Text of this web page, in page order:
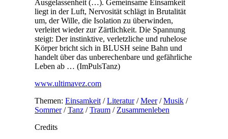
Ausgelassenheit (…). Gemeinsame Einsamkeit
liegt in der Luft, Nervosität schlägt in Brutalität
um, der Wille, die Isolation zu überwinden,
verleitet wieder zur Zärtlichkeit. Die Spannung
steigt: Der instinktive, verletzliche und ruhelose
Körper bricht sich in BLUSH seine Bahn und
handelt über das unberechenbare und gefährliche
Leben ab … (ImPulsTanz)
www.ultimavez.com
Themen: Einsamkeit/Literatur/Meer/Musik/
Sommer/Tanz/Traum/ Zusammenleben
Credits